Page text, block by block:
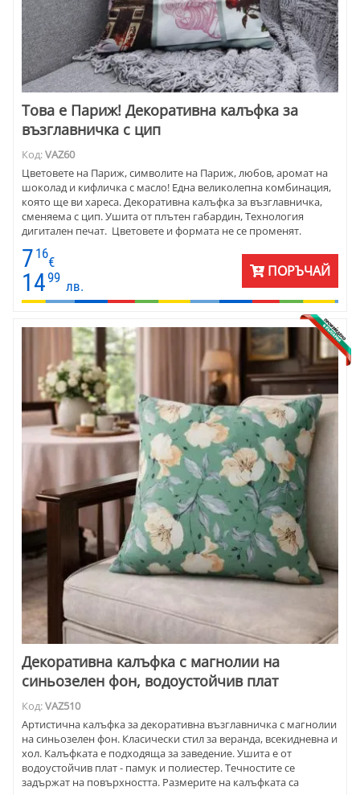
Това е Париж! Декоративна калъфка за
възглавничка с цип
Код:VAZ60
Цветовете на Париж, символите на Париж, любов, аромат на
шоколад и кифличка с масло! Една великолепна комбинация,
която ще ви хареса. Декоративна калъфка за възглавничка,
сменяема с цип. Ушита от плътен габардин, Технология
дигитален печат. Цветовете и формата не се променят.
7 16
€
1499
лв.
ПОРЪЧАЙ
Декоративна калъфка с магнолии на
синьозелен фон, водоустойчив плат
Код:VAZ510
Артистична калъфка за декоративна възглавничка с магнолии
на синьозелен фон. Класически стил за веранда, всекидневна и
хол. Калъфката е подходяща за заведение. Ушита е от
водоустойчив плат - памук и полиестер. Течностите се
задържат на повърхността. Размерите на калъфката са